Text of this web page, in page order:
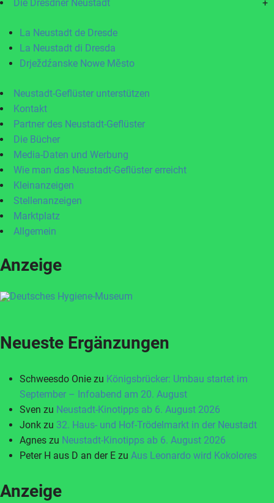
Die Dresdner Neustadt +
La Neustadt de Dresde
La Neustadt di Dresda
Drježdźanske Nowe Město
Neustadt-Geflüster unterstützen
Kontakt
Partner des Neustadt-Geflüster
Die Bücher
Media-Daten und Werbung
Wie man das Neustadt-Geflüster erreicht
Kleinanzeigen
Stellenanzeigen
Marktplatz
Allgemein
Anzeige
Neueste Ergänzungen
Schweesdo Onie zu Königsbrücker: Umbau startet im
September – Infoabend am 20. August
Sven zu Neustadt-Kinotipps ab 6. August 2026
Jonk zu 32. Haus- und Hof-Trödelmarkt in der Neustadt
Agnes zu Neustadt-Kinotipps ab 6. August 2026
Peter H aus D an der E zu Aus Leonardo wird Kokolores
Anzeige